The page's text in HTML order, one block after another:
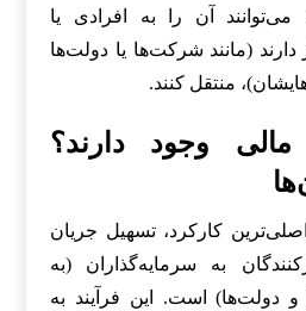
می‌توانند آن را به افرادی یا
دارند (مانند شرکت‌ها یا دولت‌ها
منتقل کنند.
مالی وجود دارند؟
اصلی‌ترین کارکرد، تسهیل جریان
به سرمایه‌گذاران (به
دولت‌ها) است. این فرآیند به